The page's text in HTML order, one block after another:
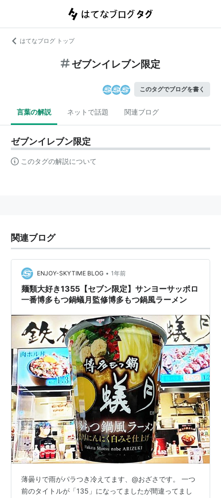
はてなブログ トップ
ゼブンイレブン限定
このタグでブログを書く
言葉の解説 ネットで話題 関連ブログ
ゼブンイレブン限定
このタグの解説について
関連ブログ
ENJOY-SKYTIME BLOG • 1年前
麺類大好き1355【セブン限定】サンヨーサッポロ
一番博多もつ鍋蟻月監修博多もつ鍋風ラーメン
薄曇りで雨がパラつき冷えてます、@おざさです。 一つ
前のタイトルが「135」になってましたが間違ってまし